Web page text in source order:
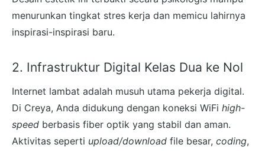
menurunkan tingkat stres kerja dan memicu lahirnya
inspirasi-inspirasi baru.
2. Infrastruktur Digital Kelas Dua ke Nol
Internet lambat adalah musuh utama pekerja digital.
Di Creya, Anda didukung dengan koneksi WiFi high-
speed berbasis fiber optik yang stabil dan aman.
Aktivitas seperti upload/download file besar, coding,